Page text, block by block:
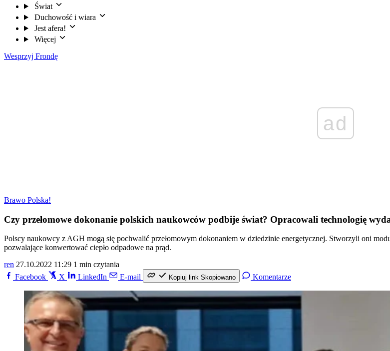
Świat
Duchowość i wiara
Jest afera!
Więcej
Wesprzyj Frondę
ad
Brawo Polska!
Czy przełomowe dokonanie polskich naukowców podbije świat? Opracowali technologię
Polscy naukowcy z AGH mogą się pochwalić przełomowym dokonaniem w dziedzinie energetycznej. Stworzyli oni
pozwalające konwertować ciepło odpadowe na prąd.
ren 27.10.2022 11:29 1 min czytania
Facebook
X LinkedIn E-mail Kopiuj link Skopiowano Komentarze